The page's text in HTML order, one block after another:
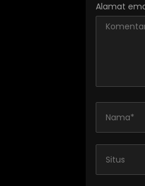
Alamat